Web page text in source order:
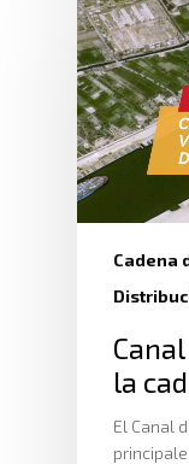
Cadena
la
El Canal